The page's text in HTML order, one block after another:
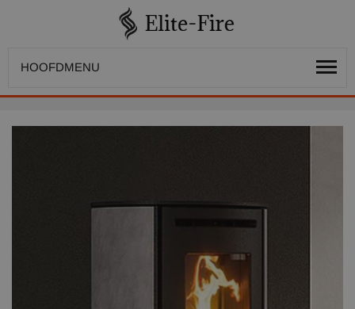
HOOFDMENU